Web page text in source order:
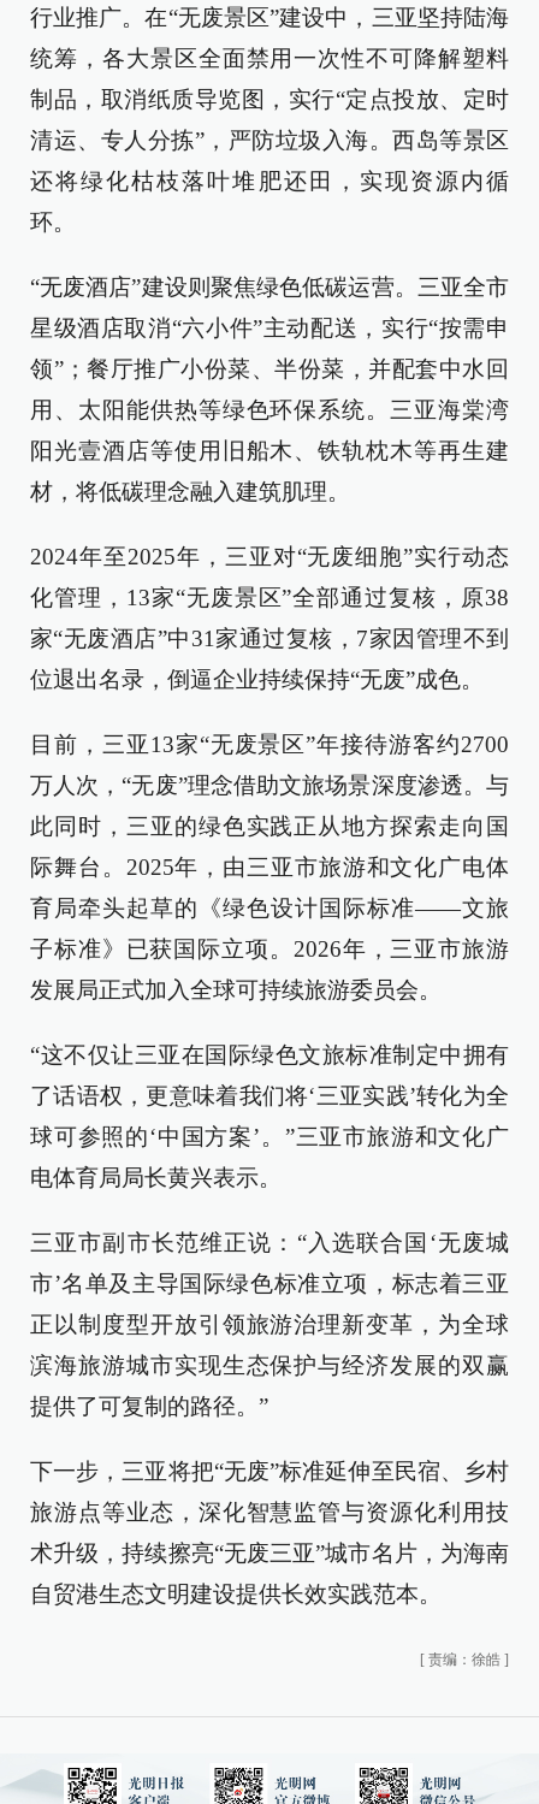
行业推广。在“无废景区”建设中，三亚坚持陆海
统筹，各大景区全面禁用一次性不可降解塑料
制品，取消纸质导览图，实行“定点投放、定时
清运、专人分拣”，严防垃圾入海。西岛等景区
还将绿化枯枝落叶堆肥还田，实现资源内循
环。
“无废酒店”建设则聚焦绿色低碳运营。三亚全市
星级酒店取消“六小件”主动配送，实行“按需申
领”；餐厅推广小份菜、半份菜，并配套中水回
用、太阳能供热等绿色环保系统。三亚海棠湾
阳光壹酒店等使用旧船木、铁轨枕木等再生建
材，将低碳理念融入建筑肌理。
2024年至2025年，三亚对“无废细胞”实行动态
化管理，13家“无废景区”全部通过复核，原38
家“无废酒店”中31家通过复核，7家因管理不到
位退出名录，倒逼企业持续保持“无废”成色。
目前，三亚13家“无废景区”年接待游客约2700
万人次，“无废”理念借助文旅场景深度渗透。与
此同时，三亚的绿色实践正从地方探索走向国
际舞台。2025年，由三亚市旅游和文化广电体
育局牵头起草的《绿色设计国际标准——文旅
子标准》已获国际立项。2026年，三亚市旅游
发展局正式加入全球可持续旅游委员会。
“这不仅让三亚在国际绿色文旅标准制定中拥有
了话语权，更意味着我们将‘三亚实践’转化为全
球可参照的‘中国方案’。”三亚市旅游和文化广
电体育局局长黄兴表示。
三亚市副市长范维正说：“入选联合国‘无废城
市’名单及主导国际绿色标准立项，标志着三亚
正以制度型开放引领旅游治理新变革，为全球
滨海旅游城市实现生态保护与经济发展的双赢
提供了可复制的路径。”
下一步，三亚将把“无废”标准延伸至民宿、乡村
旅游点等业态，深化智慧监管与资源化利用技
术升级，持续擦亮“无废三亚”城市名片，为海南
自贸港生态文明建设提供长效实践范本。
[ 责编：徐皓 ]